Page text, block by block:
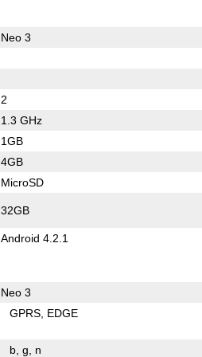
Neo 3
2
1.3 GHz
1GB
4GB
MicroSD
32GB
Android 4.2.1
Neo 3
GPRS EDGE
b g n